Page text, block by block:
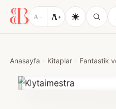
A − A+
Anasayfa Kitaplar Fantastik